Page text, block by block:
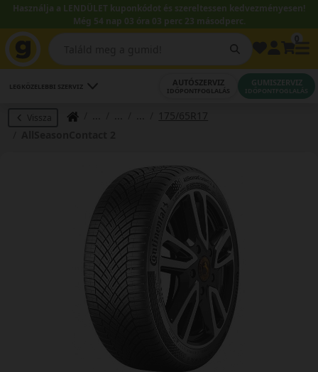
Használja a LENDÜLET kuponkódot és szereltessen kedvezményesen!
Még 54 nap 03 óra 03 perc 23 másodperc.
LEGKÖZELEBBI SZERVIZ AUTÓSZERVIZ
IDŐPONTFOGLALÁS
GUMISZERVIZ
IDŐPONTFOGLALÁS
Vissza
175/65R17